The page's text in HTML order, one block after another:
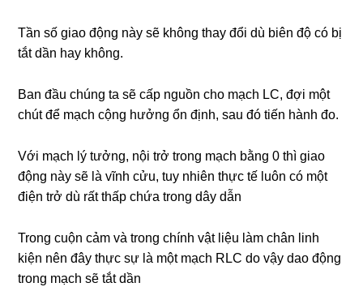
Tần số giao động này sẽ không thay đổi dù biên độ có bị
tắt dần hay không.
Ban đầu chúng ta sẽ cấp nguồn cho mạch LC, đợi một
chút để mạch cộng hưởng ổn định, sau đó tiến hành đo.
Với mạch lý tưởng, nội trở trong mạch bằng 0 thì giao
động này sẽ là vĩnh cửu, tuy nhiên thực tế luôn có một
điện trở dù rất thấp chứa trong dây dẫn
Trong cuộn cảm và trong chính vật liệu làm chân linh
kiện nên đây thực sự là một mạch RLC do vậy dao động
trong mạch sẽ tắt dần